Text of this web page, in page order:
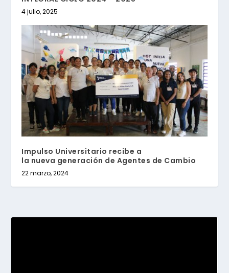
4 julio, 2025
Impulso Universitario recibe a
la nueva generación de Agentes de Cambio
22 marzo, 2024